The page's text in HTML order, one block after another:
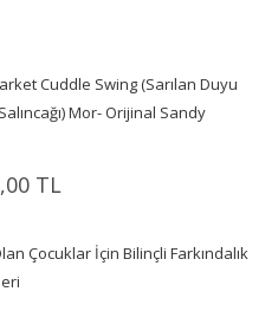
Cuddle Swing (Sarılan Duyu
Mor- Orijinal Sandy
TL
Çocuklar İçin Bilinçli Farkındalık